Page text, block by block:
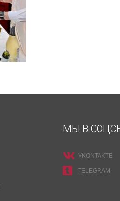
МЫ В
VKONTAKTE
TELEGRAM